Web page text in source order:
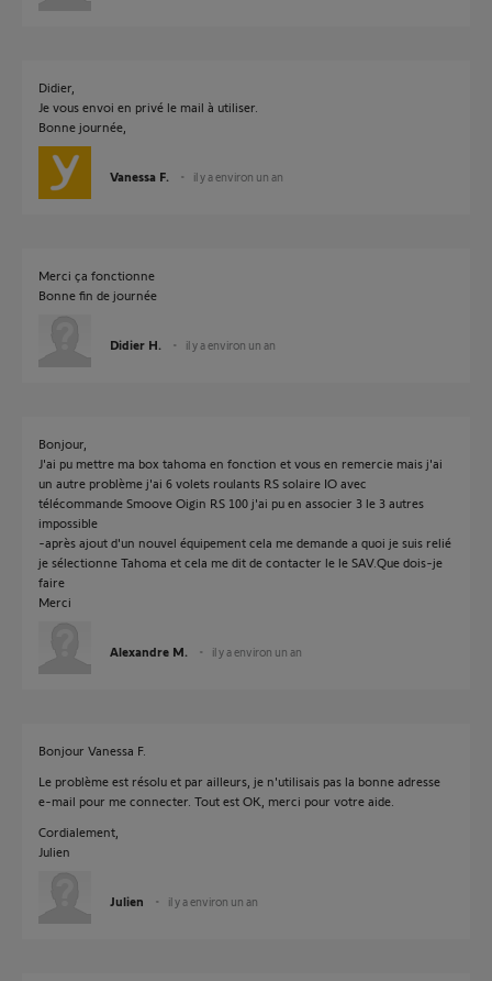
Didier,
Je vous envoi en privé le mail à utiliser.
Bonne journée,
Vanessa F. il y a environ un an
Merci ça fonctionne
Bonne fin de journée
Didier H. il y a environ un an
Bonjour,
J'ai pu mettre ma box tahoma en fonction et vous en remercie mais j'ai
un autre problème j'ai 6 volets roulants RS solaire IO avec
télécommande Smoove Oigin RS 100 j'ai pu en associer 3 le 3 autres
impossible
-après ajout d'un nouvel équipement cela me demande a quoi je suis relié
je sélectionne Tahoma et cela me dit de contacter le le SAV.Que dois-je
faire
Merci
Alexandre M. il y a environ un an
Bonjour Vanessa F.
Le problème est résolu et par ailleurs, je n'utilisais pas la bonne adresse
e-mail pour me connecter. Tout est OK, merci pour votre aide.
Cordialement,
Julien
Julien il y a environ un an